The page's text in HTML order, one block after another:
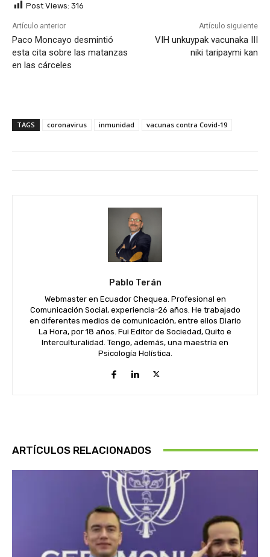
Post Views: 316
Artículo anterior
Paco Moncayo desmintió
esta cita sobre las matanzas
en las cárceles
Artículo siguiente
VIH unkuypak vacunaka III
niki taripaymi kan
TAGS coronavirus inmunidad vacunas contra Covid-19
Pablo Terán
Webmaster en Ecuador Chequea. Profesional en
Comunicación Social, experiencia-26 años. He trabajado
en diferentes medios de comunicación, entre ellos Diario
La Hora, por 18 años. Fui Editor de Sociedad, Quito e
Interculturalidad. Tengo, además, una maestría en
Psicología Holística.
ARTÍCULOS RELACIONADOS